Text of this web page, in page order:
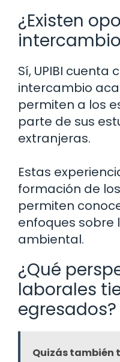
¿Existen
Sí, UPIBI
intercambio
permiten a los
parte de sus
extranjeras.
Estas
formación de
permiten
enfoques sobre
ambiental.
¿Qué
laborales
egresados?
Quizás también